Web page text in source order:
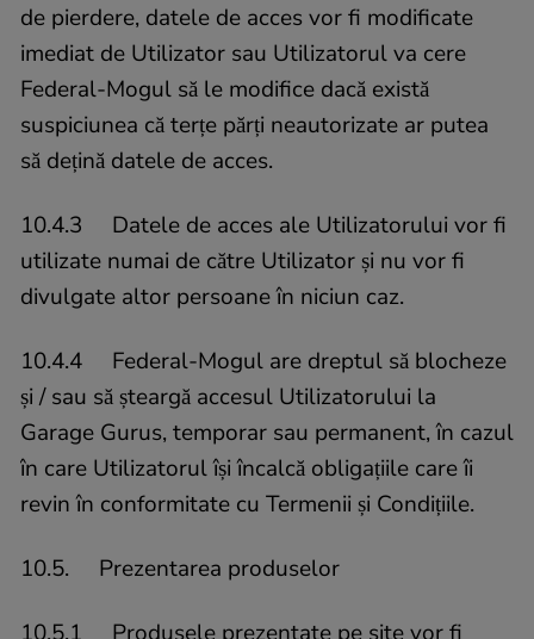
de pierdere, datele de acces vor fi modificate
imediat de Utilizator sau Utilizatorul va cere
Federal-Mogul să le modifice dacă există
suspiciunea că terțe părți neautorizate ar putea
să dețină datele de acces.
10.4.3 Datele de acces ale Utilizatorului vor fi
utilizate numai de către Utilizator și nu vor fi
divulgate altor persoane în niciun caz.
10.4.4 Federal-Mogul are dreptul să blocheze
și / sau să șteargă accesul Utilizatorului la
Garage Gurus, temporar sau permanent, în cazul
în care Utilizatorul își încalcă obligațiile care îi
revin în conformitate cu Termenii și Condițiile.
10.5. Prezentarea produselor
10.5.1 Produsele prezentate pe site vor fi